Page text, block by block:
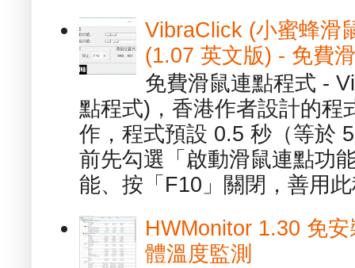
VibraClick (小蜜蜂滑
(1.07 英文版) - 免費
免費滑鼠連點程式 -
點程式)，香港作者設計的程
作，程式預設 0.5 秒（等於
前先勾選「啟動滑鼠連點功
能、按「F10」關閉，善用
HWMonitor 1.30 免
體溫度監測